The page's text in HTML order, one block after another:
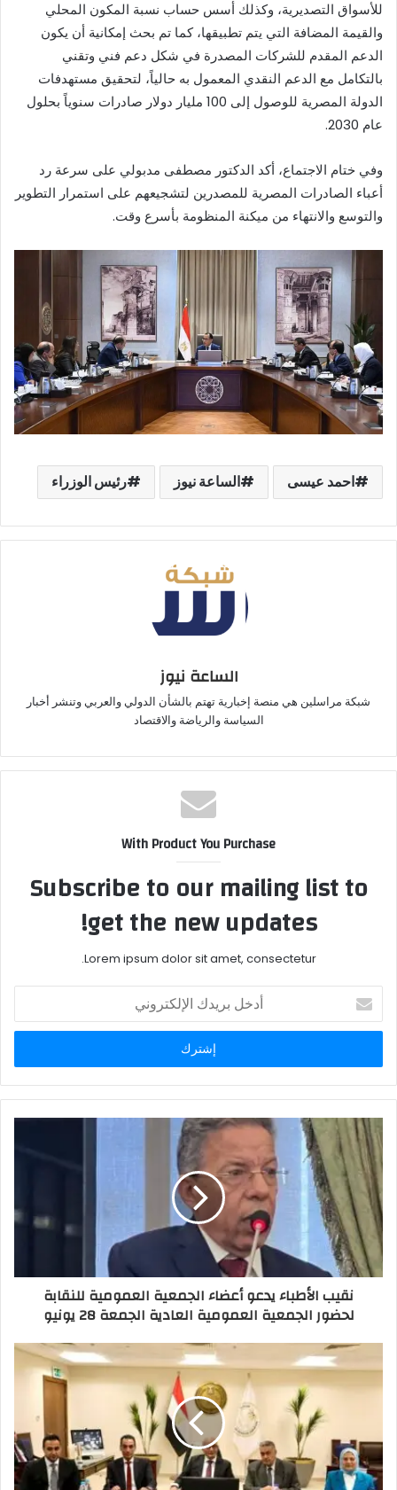
للأسواق التصديرية، وكذلك أسس حساب نسبة المكون المحلي
والقيمة المضافة التي يتم تطبيقها، كما تم بحث إمكانية أن يكون
الدعم المقدم للشركات المصدرة في شكل دعم فني وتقني
بالتكامل مع الدعم النقدي المعمول به حالياً، لتحقيق مستهدفات
الدولة المصرية للوصول إلى 100 مليار دولار صادرات سنوياً بحلول
عام 2030.
وفي ختام الاجتماع، أكد الدكتور مصطفى مدبولي على سرعة رد
أعباء الصادرات المصرية للمصدرين لتشجيعهم على استمرار التطوير
والتوسع والانتهاء من ميكنة المنظومة بأسرع وقت.
احمد عيسى الساعة نيوز رئيس الوزراء
الساعة نيوز
شبكة مراسلين هي منصة إخبارية تهتم بالشأن الدولي والعربي وتنشر أخبار
السياسة والرياضة والاقتصاد
With Product You Purchase
Subscribe to our mailing list to
get the new updates!
Lorem ipsum dolor sit amet, consectetur.
أدخل
بريدك
الإلكتروني
نقيب الأطباء يدعو أعضاء الجمعية العمومية للنقابة
لحضور الجمعية العمومية العادية الجمعة 28 يونيو